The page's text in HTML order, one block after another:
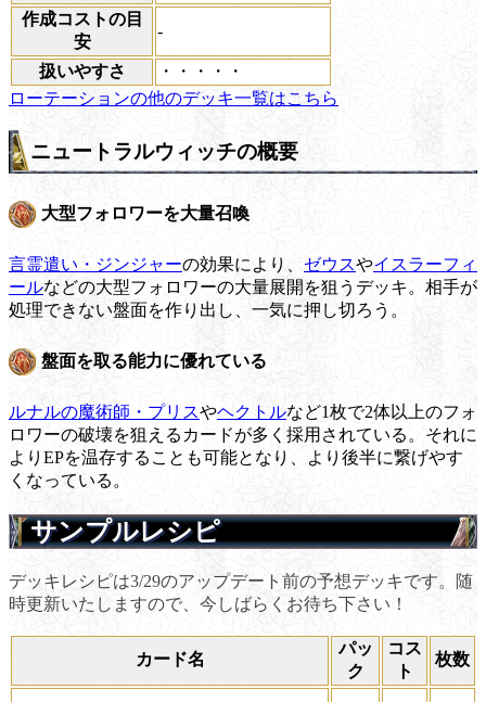
作成コストの目
安
-
扱いやすさ
・・・・・
ローテーションの他のデッキ一覧はこちら
ニュートラルウィッチの概要
大型フォロワーを大量召喚
言霊遣い・ジンジャーの効果により、 ゼウスやイスラーフィ
ールなどの大型フォロワーの大量展開を狙うデッキ。相手が
処理できない盤面を作り出し、一気に押し切ろう。
盤面を取る能力に優れている
ルナルの魔術師・プリスやヘクトルなど1枚で2体以上のフォ
ロワーの破壊を狙えるカードが多く採用されている。それに
よりEPを温存することも可能となり、より後半に繋げやす
くなっている。
サンプルレシピ
デッキレシピは3/29のアップデート前の予想デッキです。随
時更新いたしますので、今しばらくお待ち下さい！
カード名
パッ
ク
コス
ト
枚数